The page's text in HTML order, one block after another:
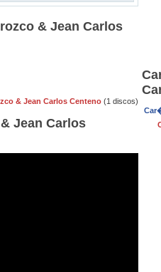
& Jean Carlos
& Jean Carlos Centeno (1 discos)
Jean Carlos